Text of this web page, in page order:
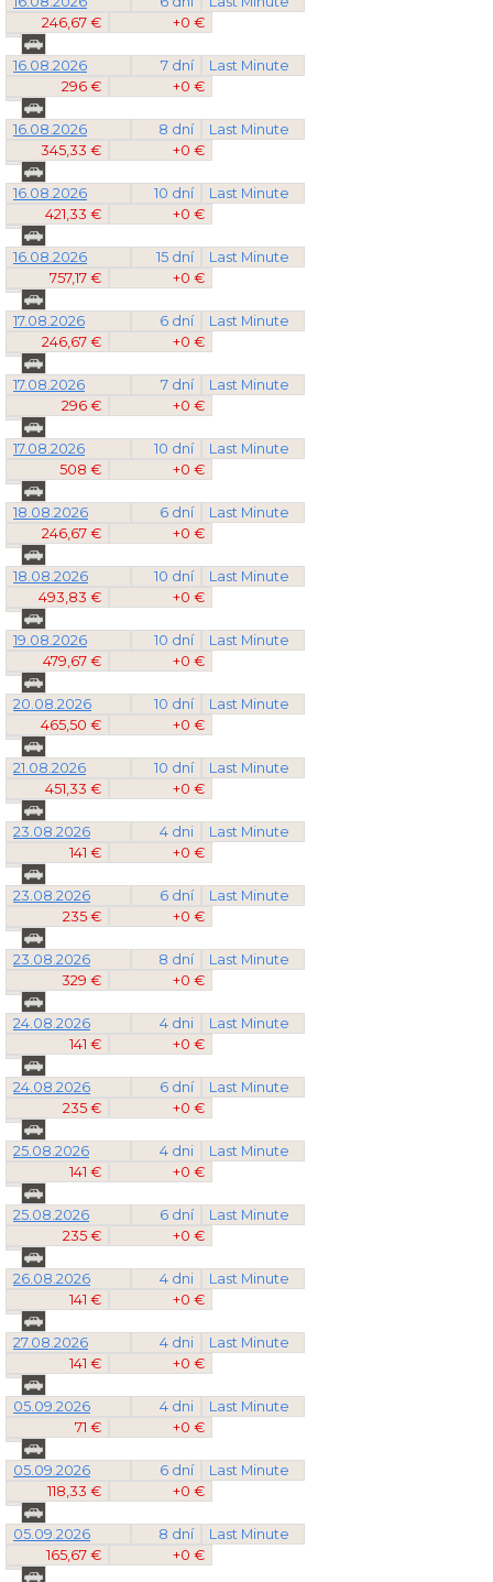
246,67 €
+0 €
16.08.2026 7 dní
Last Minute
296 €
+0 €
16.08.2026 8 dní
Last Minute
345,33 €
+0 €
16.08.2026 10 dní
Last Minute
421,33 €
+0 €
16.08.2026 15 dní
Last Minute
757,17 €
+0 €
17.08.2026 6 dní
Last Minute
246,67 €
+0 €
17.08.2026 7 dní
Last Minute
296 €
+0 €
17.08.2026 10 dní
Last Minute
508 €
+0 €
18.08.2026 6 dní
Last Minute
246,67 €
+0 €
18.08.2026 10 dní
Last Minute
493,83 €
+0 €
19.08.2026 10 dní
Last Minute
479,67 €
+0 €
20.08.2026 10 dní
Last Minute
465,50 €
+0 €
21.08.2026 10 dní
Last Minute
451,33 €
+0 €
23.08.2026 4 dni
Last Minute
141 €
+0 €
23.08.2026 6 dní
Last Minute
235 €
+0 €
23.08.2026 8 dní
Last Minute
329 €
+0 €
24.08.2026 4 dni
Last Minute
141 €
+0 €
24.08.2026 6 dní
Last Minute
235 €
+0 €
25.08.2026 4 dni
Last Minute
141 €
+0 €
25.08.2026 6 dní
Last Minute
235 €
+0 €
26.08.2026 4 dni
Last Minute
141 €
+0 €
27.08.2026 4 dni
Last Minute
141 €
+0 €
05.09.2026 4 dni
Last Minute
71 €
+0 €
05.09.2026 6 dní
Last Minute
118,33 €
+0 €
05.09.2026 8 dní
Last Minute
165,67 €
+0 €